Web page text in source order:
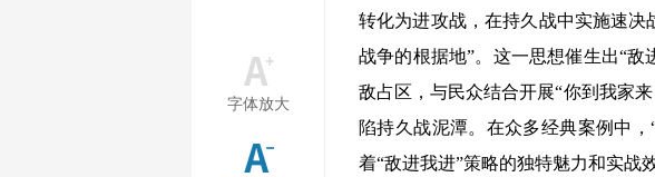
字体放大
转化为进攻战，在持久战中实施速
战争的根据地”。这一思想催生出“
敌占区，与民众结合开展“你到我家
陷持久战泥潭。在众多经典案例中
着“敌进我进”策略的独特魅力和实战效